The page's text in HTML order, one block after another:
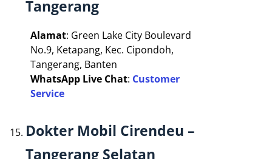
Tangerang
Alamat: Green Lake City Boulevard
No.9, Ketapang, Kec. Cipondoh,
Tangerang, Banten
WhatsApp Live Chat: Customer
Service
Dokter Mobil Cirendeu –
Tangerang Selatan